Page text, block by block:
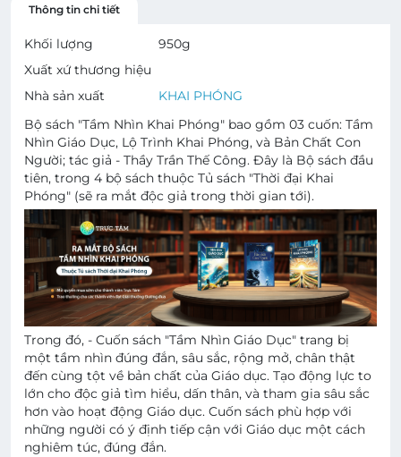
Thông tin chi tiết
Khối lượng 950g
Xuất xứ thương hiệu
Nhà sản xuất
KHAI PHÓNG
Bộ sách "Tầm Nhìn Khai Phóng" bao gồm 03 cuốn: Tầm
Nhìn Giáo Dục, Lộ Trình Khai Phóng, và Bản Chất Con
Người; tác giả - Thầy Trần Thế Công. Đây là Bộ sách đầu
tiên, trong 4 bộ sách thuộc Tủ sách "Thời đại Khai
Phóng" (sẽ ra mắt độc giả trong thời gian tới).
Trong đó, - Cuốn sách "Tầm Nhìn Giáo Dục" trang bị
một tầm nhìn đúng đắn, sâu sắc, rộng mở, chân thật
đến cùng tột về bản chất của Giáo dục. Tạo động lực to
lớn cho độc giả tìm hiểu, dấn thân, và tham gia sâu sắc
hơn vào hoạt động Giáo dục. Cuốn sách phù hợp với
những người có ý định tiếp cận với Giáo dục một cách
nghiêm túc, đúng đắn.